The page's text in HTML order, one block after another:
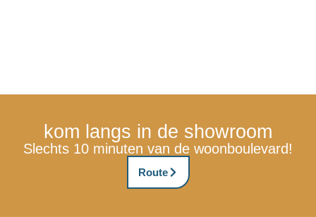
kom langs in de showroom
Slechts 10 minuten van de woonboulevard!
Route